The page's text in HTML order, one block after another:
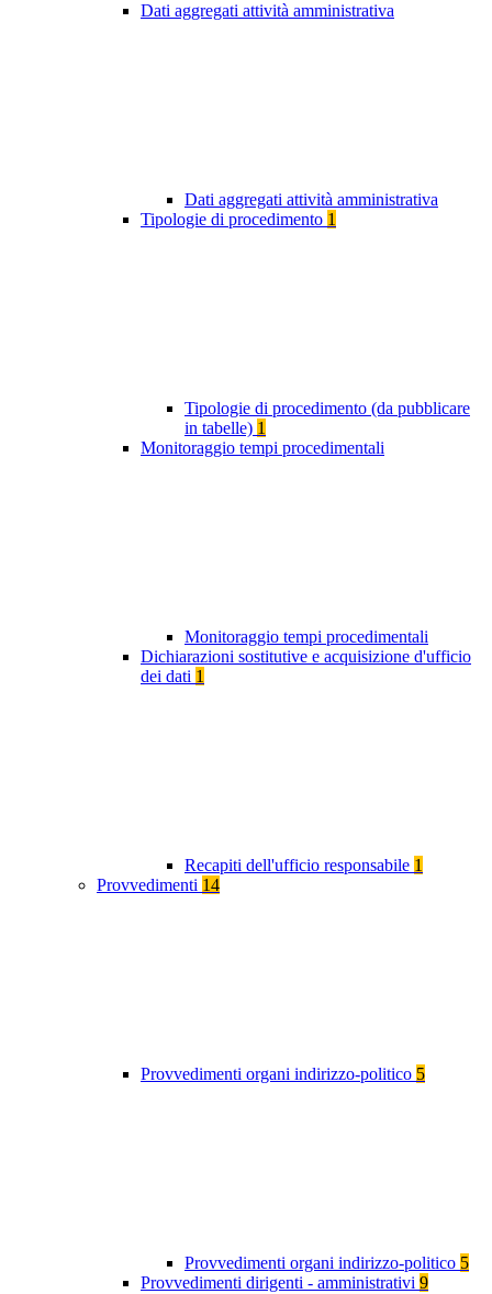
Dati aggregati attività amministrativa
Dati aggregati attività amministrativa
Tipologie di procedimento 1
Tipologie di procedimento (da pubblicare
in tabelle) 1
Monitoraggio tempi procedimentali
Monitoraggio tempi procedimentali
Dichiarazioni sostitutive e acquisizione d'ufficio
dei dati 1
Recapiti dell'ufficio responsabile 1
Provvedimenti 14
Provvedimenti organi indirizzo-politico 5
Provvedimenti organi indirizzo-politico 5
Provvedimenti dirigenti - amministrativi 9